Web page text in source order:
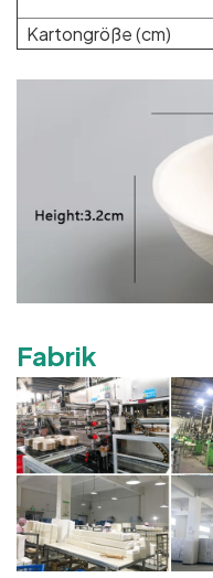
Kartongröße (cm)
Fabrik